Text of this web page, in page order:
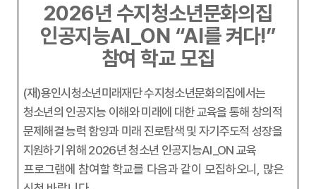
2026년 수지청소년문화의집
인공지능AI_ON “AI를 켜다!”
참여 학교 모집
(재)용인시청소년미래재단 수지청소년문화의집에서는
청소년의 인공지능 이해와 미래에 대한 교육을 통해 창의적
문제해결 능력 함양과 미래 진로탐색 및 자기주도적 성장을
지원하기 위해 2026년 청소년 인공지능AI_ON교육
프로그램에 참여할 학교를 다음과 같이 모집하오니 , 많은